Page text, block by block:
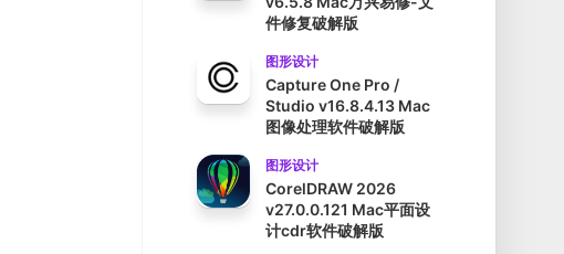
件修复破解版
图形设计
Capture One Pro /
Studio v16.8.4.13 Mac
图像处理软件破解版
图形设计
CorelDRAW 2026
v27.0.0.121 Mac平面设
计cdr软件破解版